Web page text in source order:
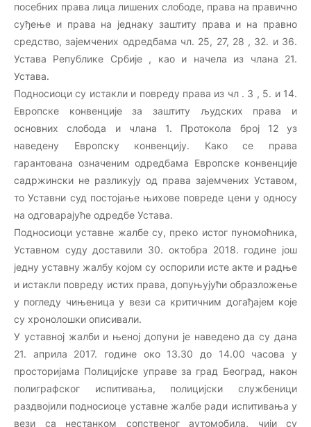
посебних права лица лишених слободе, права на правично
суђење и права на једнаку заштиту права и на правно
средство, зајемчених одредбама чл. 25, 27, 28 , 32. и 36.
Устава Републике Србије , као и начела из члана 21.
Устава.
Подносиoци су истакли и повреду права из чл . 3 , 5. и 14.
Европске конвенције за заштиту људских права и
основних слобода и члана 1. Протокола број 12 уз
наведену Европску конвенцију. Како се права
гарантована означеним одредбама Европске конвенције
садржински не разликују од права зајемчених Уставом,
то Уставни суд постојање њихове повреде цени у односу
на одговарајуће одредбе Устава.
Подносиоци уставне жалбе су, преко истог пуномоћника,
Уставном суду доставили 30. октобра 2018. године још
једну уставну жалбу којом су оспорили исте акте и радње
и истакли повреду истих права, допуњујући образложење
у погледу чињеница у вези са критичним догађајем које
су хронолошки описивали.
У уставној жалби и њеној допуни је наведено да су дана
21. априла 2017. године око 13.30 до 14.00 часова у
просторијама Полицијске управе за град Београд, након
полиграфског испитивања, полицијски службеници
раздвојили подносиоце уставне жалбе ради испитивања у
вези са нестанком сопственог аутомобила, чији су